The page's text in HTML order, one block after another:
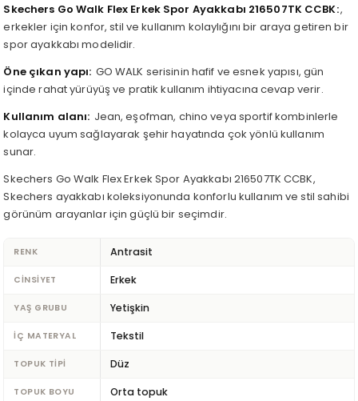
Skechers Go Walk Flex Erkek Spor Ayakkabı 216507TK CCBK ,
erkekler için konfor, stil ve kullanım kolaylığını bir araya getiren bir
spor ayakkabı modelidir.
Öne çıkan yapı GO WALK serisinin hafif ve esnek yapısı, gün
içinde rahat yürüyüş ve pratik kullanım ihtiyacına cevap verir.
Kullanım alanı Jean, eşofman, chino veya sportif kombinlerle
kolayca uyum sağlayarak şehir hayatında çok yönlü kullanım
sunar.
Skechers Go Walk Flex Erkek Spor Ayakkabı 216507TK CCBK,
Skechers ayakkabı koleksiyonunda konforlu kullanım ve stil sahibi
görünüm arayanlar için güçlü bir seçimdir.
RENK Antrasit
CINSIYET Erkek
YAŞ GRUBU Yetişkin
İÇ MATERYAL Tekstil
TOPUK TIPI Düz
TOPUK BOYU Orta topuk